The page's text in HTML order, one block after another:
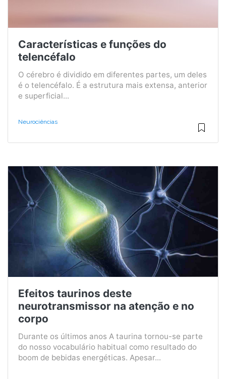
Características e funções do
telencéfalo
O cérebro é dividido em diferentes partes, um deles
é o telencéfalo. É a estrutura mais extensa, anterior
e superficial...
Neurociências
Efeitos taurinos deste
neurotransmissor na atenção e no
corpo
Durante os últimos anos A taurina tornou-se parte
do nosso vocabulário habitual como resultado do
boom de bebidas energéticas. Apesar...